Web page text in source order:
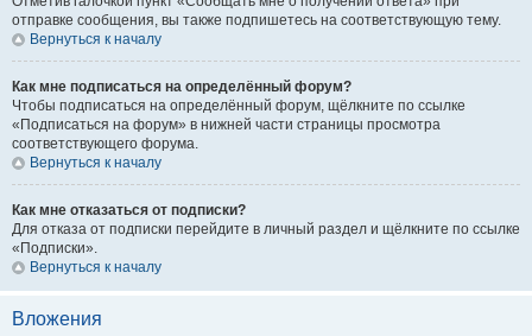
отправке сообщения, вы также подпишетесь на соответствующую тему.
Вернуться к началу
Как мне подписаться на определённый форум?
Чтобы подписаться на определённый форум, щёлкните по ссылке
«Подписаться на форум» в нижней части страницы просмотра
соответствующего форума.
Вернуться к началу
Как мне отказаться от подписки?
Для отказа от подписки перейдите в личный раздел и щёлкните по ссылке
«Подписки».
Вернуться к началу
Вложения